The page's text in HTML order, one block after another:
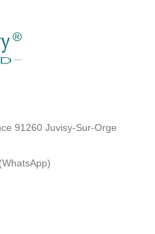
91260 Juvisy-Sur-Orge